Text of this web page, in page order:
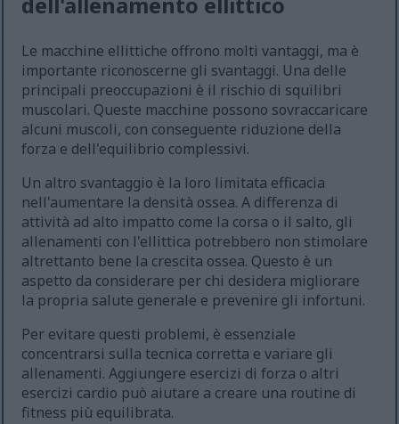
Le macchine ellittiche offrono molti vantaggi, ma è
importante riconoscerne gli svantaggi. Una delle
principali preoccupazioni è il rischio di squilibri
muscolari. Queste macchine possono sovraccaricare
alcuni muscoli, con conseguente riduzione della
forza e dell'equilibrio complessivi.
Un altro svantaggio è la loro limitata efficacia
nell'aumentare la densità ossea. A differenza di
attività ad alto impatto come la corsa o il salto, gli
allenamenti con l'ellittica potrebbero non stimolare
altrettanto bene la crescita ossea. Questo è un
aspetto da considerare per chi desidera migliorare
la propria salute generale e prevenire gli infortuni.
Per evitare questi problemi, è essenziale
concentrarsi sulla tecnica corretta e variare gli
allenamenti. Aggiungere esercizi di forza o altri
esercizi cardio può aiutare a creare una routine di
fitness più equilibrata.